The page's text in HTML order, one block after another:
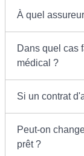
À quel
Dans quel cas
médical ?
Si un contrat
Peut-on
prêt ?